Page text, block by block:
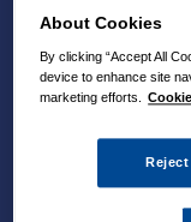
About Cookies
By clicking “Accept All
device to enhance site
marketing efforts.